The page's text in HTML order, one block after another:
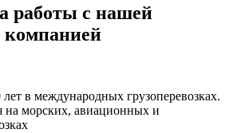
работы с нашей
компанией
в международных грузоперевозках.
морских, авиационных и